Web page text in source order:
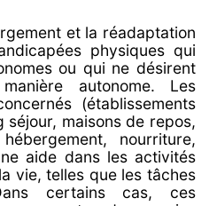
et la réadaptation
physiques qui
ou qui ne désirent
autonome. Les
(établissements
séjour, maisons de repos,
nourriture,
aide dans les activités
vie, telles que les tâches
certains cas, ces